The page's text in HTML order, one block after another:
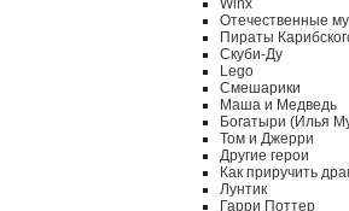
Winx
Отечественные
Пираты
Скуби-Ду
Lego
Смешарики
Маша и Медведь
Богатыри (Илья
Том и Джерри
Другие герои
Как приручить
Лунтик
Гарри Поттер